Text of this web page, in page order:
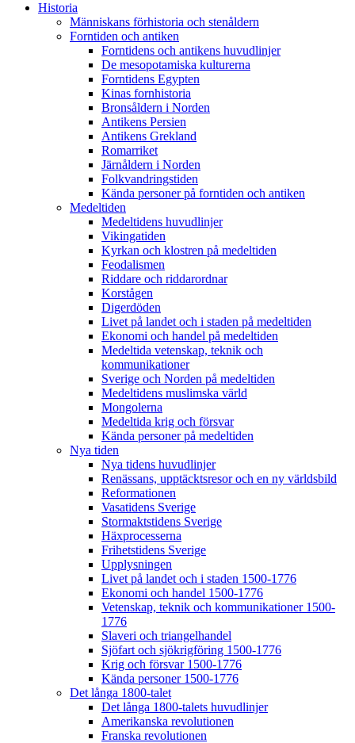
Historia
Människans förhistoria och stenåldern
Forntiden och antiken
Forntidens och antikens huvudlinjer
De mesopotamiska kulturerna
Forntidens Egypten
Kinas fornhistoria
Bronsåldern i Norden
Antikens Persien
Antikens Grekland
Romarriket
Järnåldern i Norden
Folkvandringstiden
Kända personer på forntiden och antiken
Medeltiden
Medeltidens huvudlinjer
Vikingatiden
Kyrkan och klostren på medeltiden
Feodalismen
Riddare och riddarordnar
Korstågen
Digerdöden
Livet på landet och i staden på medeltiden
Ekonomi och handel på medeltiden
Medeltida vetenskap, teknik och
kommunikationer
Sverige och Norden på medeltiden
Medeltidens muslimska värld
Mongolerna
Medeltida krig och försvar
Kända personer på medeltiden
Nya tiden
Nya tidens huvudlinjer
Renässans, upptäcktsresor och en ny världsbild
Reformationen
Vasatidens Sverige
Stormaktstidens Sverige
Häxprocesserna
Frihetstidens Sverige
Upplysningen
Livet på landet och i staden 1500-1776
Ekonomi och handel 1500-1776
Vetenskap, teknik och kommunikationer 1500-
1776
Slaveri och triangelhandel
Sjöfart och sjökrigföring 1500-1776
Krig och försvar 1500-1776
Kända personer 1500-1776
Det långa 1800-talet
Det långa 1800-talets huvudlinjer
Amerikanska revolutionen
Franska revolutionen